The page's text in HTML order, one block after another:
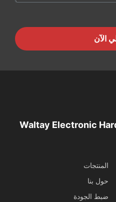
الآن
Waltay Electronic
المنتجات
حول بنا
ضبط الجودة